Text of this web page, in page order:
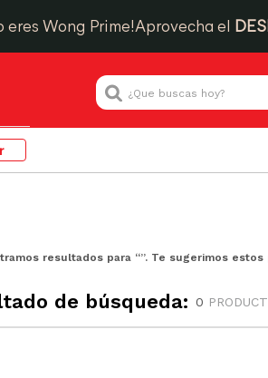
eres Wong Prime!Aprovecha el
¿Que buscas hoy?
resultados para “”. Te sugerimos
de búsqueda: 0